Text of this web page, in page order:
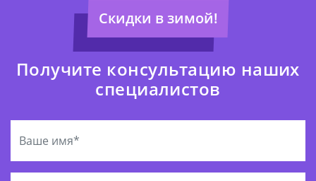
Получите консультацию наших
специалистов
Скидки в зимой!